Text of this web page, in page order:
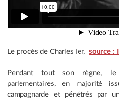
Le procès de Charles Ier, source :
Pendant tout son règne,
parlementaires, en majorité
campagnarde et pénétrés par